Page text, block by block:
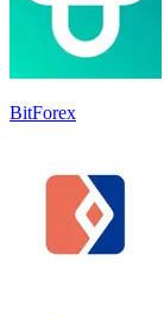
BitForex